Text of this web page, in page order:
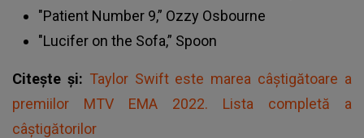
"Patient Number 9,” Ozzy Osbourne
"Lucifer on the Sofa,” Spoon
Citește și: Taylor Swift este marea câștigătoare a
premiilor MTV EMA 2022. Lista completă a
câștigătorilor